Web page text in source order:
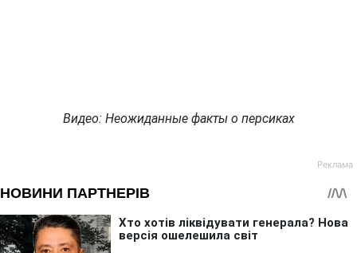
Видео: Неожиданные факты о персиках